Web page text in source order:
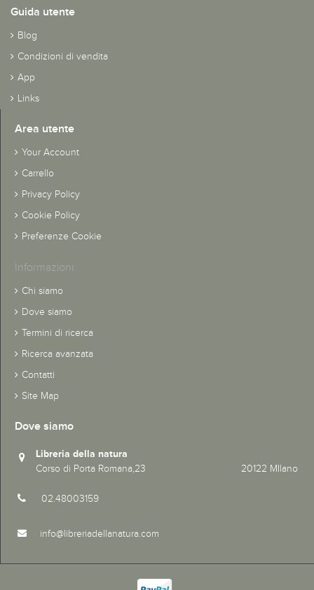
Guida utente
Blog
Condizioni di vendita
App
Links
Area utente
Your Account
Carrello
Privacy Policy
Cookie Policy
Preferenze Cookie
Informazioni
Chi siamo
Dove siamo
Termini di ricerca
Ricerca avanzata
Contatti
Site Map
Dove siamo
Libreria della natura
Corso di Porta Romana,23 20122 MIlano
02.48003159
info@libreriadellanatura.com